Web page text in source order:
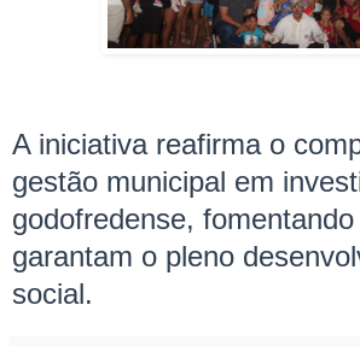
A iniciativa reafirma o
gestão municipal em
godofredense,
garantam o pleno
social.